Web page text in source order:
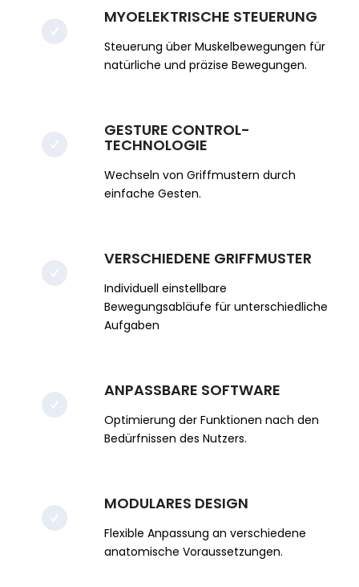
MYOELEKTRISCHE STEUERUNG
Steuerung über Muskelbewegungen für
natürliche und präzise Bewegungen.
GESTURE CONTROL-
TECHNOLOGIE
Wechseln von Griffmustern durch
einfache Gesten.
VERSCHIEDENE GRIFFMUSTER
Individuell einstellbare
Bewegungsabläufe für unterschiedliche
Aufgaben
ANPASSBARE SOFTWARE
Optimierung der Funktionen nach den
Bedürfnissen des Nutzers.
MODULARES DESIGN
Flexible Anpassung an verschiedene
anatomische Voraussetzungen.